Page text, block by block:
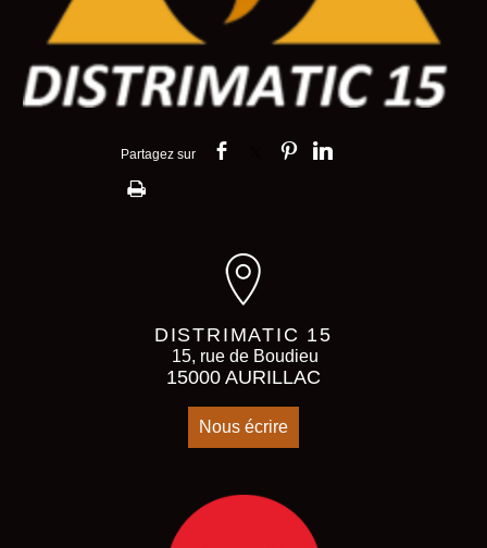
DISTRIMATIC 15
15, rue de Boudieu
15000 AURILLAC
Nous écrire